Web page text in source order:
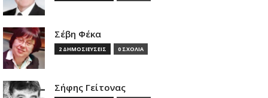
Σέβη Φέκα
2 ΔΗΜΟΣΙΕΥΣΕΙΣ 0 ΣΧΟΛΙΑ
Σήφης Γείτονας